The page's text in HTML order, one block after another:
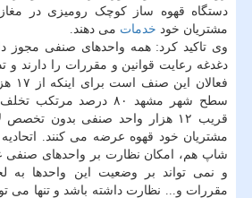
دستگاه قهوه ساز کوچک رومیزی در
مشتریان خود خدمات می دهند.
وی تاکید کرد: همه واحدهای صنفی مجوز
دغدغه رعایت قوانین و مقررات را دارند
سطح شهر مشهد ۸۰ درصد
قریب ۱۲ هزار واحد صنفی بدون
مشتریان خود قهوه عرضه می کنند.
شاپ هم، امکان نظارت بر واحدهای صنفی
و نمی تواند بر وضعیت این واحدها به
مقررات و... نظارت داشته باشد و تنها می